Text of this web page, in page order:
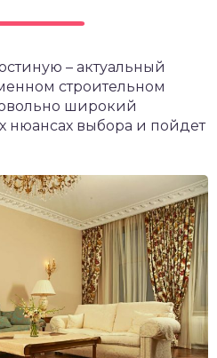
– актуальный
строительном
широкий
нюансах выбора и пойдет